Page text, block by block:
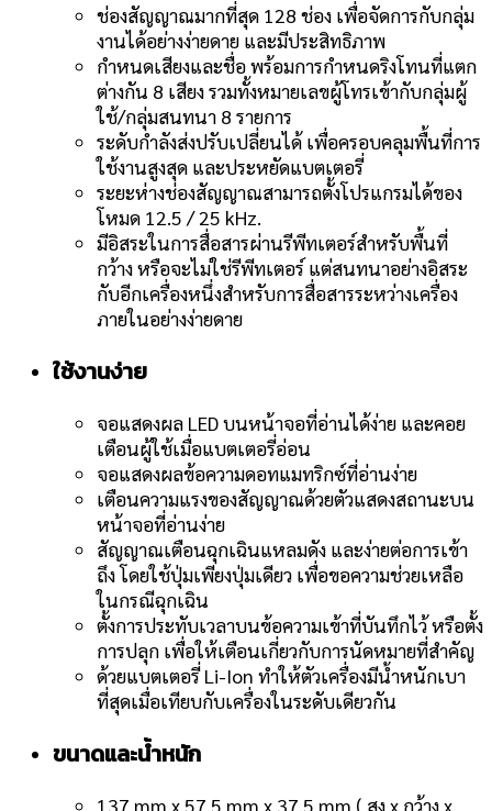
ช่องสัญญาณมากที่สุด 128 ช่อง เพื่อจัดการกับกลุ่ม
งานได้อย่างง่ายดาย และมีประสิทธิภาพ
กำหนดเสียงและชื่อ พร้อมการกำหนดริงโทนที่แตก
ต่างกัน 8 เสียง รวมทั้งหมายเลขผู้โทรเข้ากับกลุ่มผู้
ใช้/กลุ่มสนทนา 8 รายการ
ระดับกำลังส่งปรับเปลี่ยนได้ เพื่อครอบคลุมพื้นที่การ
ใช้งานสูงสุด และประหยัดแบตเตอรี่
ระยะห่างช่องสัญญาณสามารถตั้งโปรแกรมได้ของ
โหมด 12.5 / 25 kHz.
มีอิสระในการสื่อสารผ่านรีพีทเตอร์สำหรับพื้นที่
กว้าง หรือจะไม่ใช่รีพีทเตอร์ แต่สนทนาอย่างอิสระ
กับอีกเครื่องหนึ่งสำหรับการสื่อสารระหว่างเครื่อง
ภายในอย่างง่ายดาย
ใช้งานง่าย
จอแสดงผล LEDบนหน้าจอที่อ่านได้ง่าย และคอย
เตือนผู้ใช้เมื่อแบตเตอรี่อ่อน
จอแสดงผลข้อความดอทแมทริกซ์ที่อ่านง่าย
เตือนความแรงของสัญญาณด้วยตัวแสดงสถานะบน
หน้าจอที่อ่านง่าย
สัญญาณเตือนฉุกเฉินแหลมดัง และง่ายต่อการเข้า
ถึง โดยใช้ปุ่มเพียงปุ่มเดียว เพื่อขอความช่วยเหลือ
ในกรณีฉุกเฉิน
ตั้งการประทับเวลาบนข้อความเข้าที่บันทึกไว้ หรือตั้ง
การปลุก เพื่อให้เตือนเกี่ยวกับการนัดหมายที่สำคัญ
ด้วยแบตเตอรี่Li-Ion ทำให้ตัวเครื่องมีน้ำหนักเบา
ที่สุดเมื่อเทียบกับเครื่องในระดับเดียวกัน
ขนาดและน้ำหนัก
137 mm x 57.5 mm x 37.5 mm ( สูง x กว้าง x